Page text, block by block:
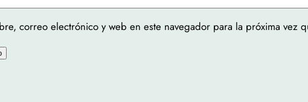
correo electrónico y web en este navegador para la próxima vez